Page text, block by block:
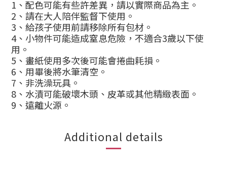
1、配色可能有些許差異，請以實際商品為主。
2、請在大人陪伴監督下使用。
3、給孩子使用前請移除所有包材。
4、小物件可能造成窒息危險，不適合3歲以下使
用。
5、畫紙使用多次後可能會捲曲耗損。
6、用畢後將水筆清空。
7、非洗澡玩具。
8、水漬可能破壞木頭、皮革或其他精緻表面。
9、遠離火源。
Additional details